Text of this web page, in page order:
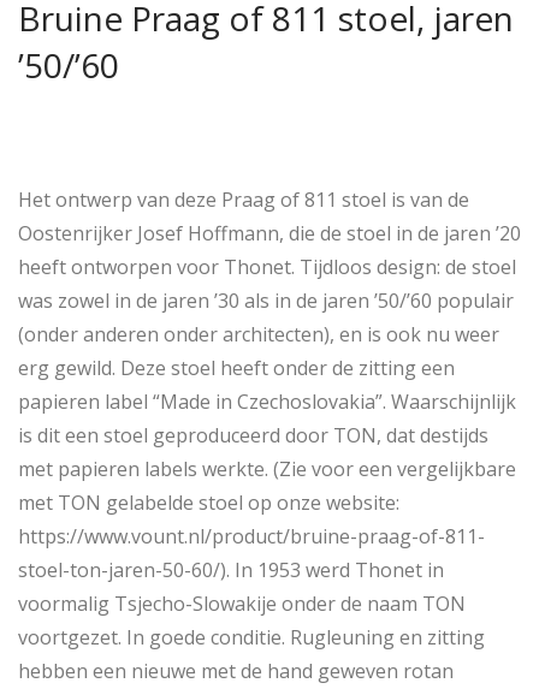
Bruine Praag of 811 stoel, jaren
’50/’60
Het ontwerp van deze Praag of 811 stoel is van de
Oostenrijker Josef Hoffmann, die de stoel in de jaren ’20
heeft ontworpen voor Thonet. Tijdloos design: de stoel
was zowel in de jaren ’30 als in de jaren ’50/’60 populair
(onder anderen onder architecten), en is ook nu weer
erg gewild. Deze stoel heeft onder de zitting een
papieren label “Made in Czechoslovakia”. Waarschijnlijk
is dit een stoel geproduceerd door TON, dat destijds
met papieren labels werkte. (Zie voor een vergelijkbare
met TON gelabelde stoel op onze website:
https://www.vount.nl/product/bruine-praag-of-811-
stoel-ton-jaren-50-60/). In 1953 werd Thonet in
voormalig Tsjecho-Slowakije onder de naam TON
voortgezet. In goede conditie. Rugleuning en zitting
hebben een nieuwe met de hand geweven rotan